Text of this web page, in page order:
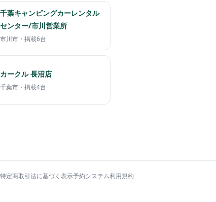
千葉キャンピングカーレンタル
センター/市川営業所
市川市・掲載6台
カークル 長沼店
千葉市・掲載4台
特定商取引法に基づく表示予約システム利用規約